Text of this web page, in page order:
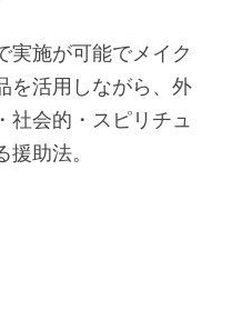
実施が可能でメイク
を活用しながら、外
社会的・スピリチュ
助法。